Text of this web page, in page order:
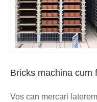
Bricks machina cum
Vos can mercari